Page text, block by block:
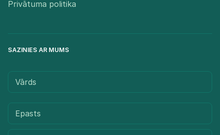
Privātuma politika
SAZINIES AR MUMS